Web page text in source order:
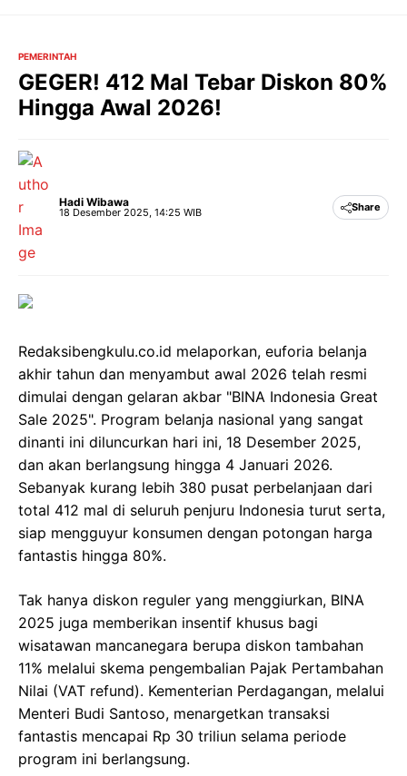
PEMERINTAH
GEGER! 412 Mal Tebar Diskon 80%
Hingga Awal 2026!
Hadi Wibawa
18 Desember 2025, 14:25 WIB Share
Redaksibengkulu.co.id melaporkan, euforia belanja
akhir tahun dan menyambut awal 2026 telah resmi
dimulai dengan gelaran akbar "BINA Indonesia Great
Sale 2025". Program belanja nasional yang sangat
dinanti ini diluncurkan hari ini, 18 Desember 2025,
dan akan berlangsung hingga 4 Januari 2026.
Sebanyak kurang lebih 380 pusat perbelanjaan dari
total 412 mal di seluruh penjuru Indonesia turut serta,
siap mengguyur konsumen dengan potongan harga
fantastis hingga 80%.
Tak hanya diskon reguler yang menggiurkan, BINA
2025 juga memberikan insentif khusus bagi
wisatawan mancanegara berupa diskon tambahan
11% melalui skema pengembalian Pajak Pertambahan
Nilai (VAT refund). Kementerian Perdagangan, melalui
Menteri Budi Santoso, menargetkan transaksi
fantastis mencapai Rp 30 triliun selama periode
program ini berlangsung.